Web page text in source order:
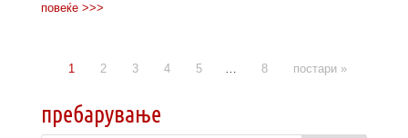
повеќе >>>
1 2 3 4 5 8 постари »
пребарување